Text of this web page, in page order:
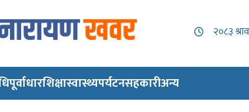
पूर्वाधारशिक्षास्वास्थ्यपर्यटनसहकारीअन्य